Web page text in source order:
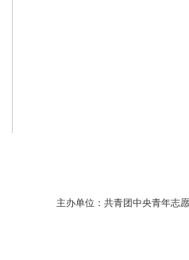
主办单位：共青团中央青年志